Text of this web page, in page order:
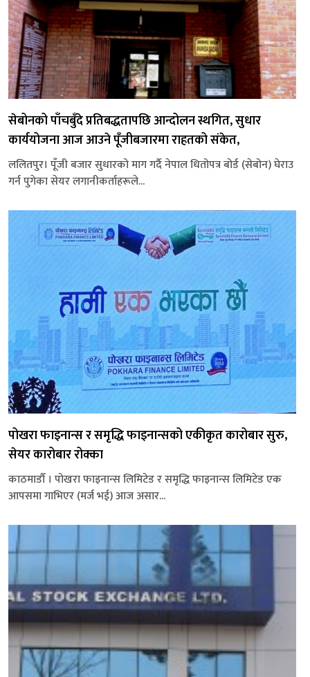
सेबोनको पाँचबुँदे प्रतिबद्धतापछि आन्दोलन स्थगित, सुधार
कार्ययोजना आज आउने पूँजीबजारमा राहतको संकेत,
ललितपुर। पूँजी बजार सुधारको माग गर्दै नेपाल धितोपत्र बोर्ड (सेबोन) घेराउ
गर्न पुगेका सेयर लगानीकर्ताहरूले...
पोखरा फाइनान्स र समृद्धि फाइनान्सको एकीकृत कारोबार सुरु,
सेयर कारोबार रोक्का
काठमाडौँ । पोखरा फाइनान्स लिमिटेड र समृद्धि फाइनान्स लिमिटेड एक
आपसमा गाभिएर (मर्ज भई) आज असार...